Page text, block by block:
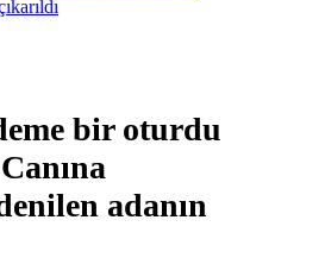
bir oturdu
adanın